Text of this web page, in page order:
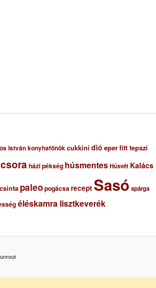
István konyhafőnökcukkini dió eperfitt tepszi
házi pékség húsmentesHúsvét Kalács
paleopogácsarecept Sasó spárga
éléskamra lisztkeverék